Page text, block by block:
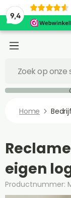
9,4
Home
eigen
Productnummer: